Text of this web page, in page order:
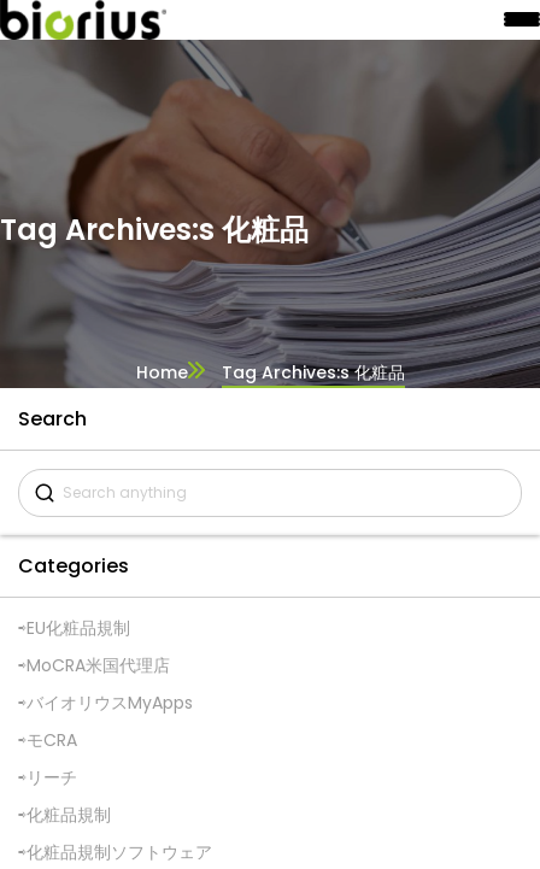
Tag Archives:s 化粧品
Home Tag Archives:s 化粧品
Search
Categories
EU化粧品規制
MoCRA米国代理店
バイオリウスMyApps
モCRA
リーチ
化粧品規制
化粧品規制ソフトウェア